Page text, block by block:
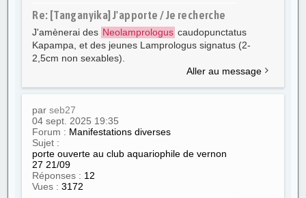
Re: [Tanganyika] J'apporte / Je recherche
J'amènerai des Neolamprologus caudopunctatus
Kapampa, et des jeunes Lamprologus signatus (2-
2,5cm non sexables).
Aller au message
parseb27
04 sept. 2025 19:35
Forum : Manifestations diverses
Sujet :
porte ouverte au club aquariophile de vernon
27 21/09
Réponses : 12
Vues :3172